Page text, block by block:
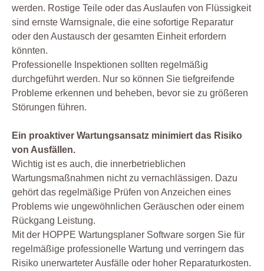
werden. Rostige Teile oder das Auslaufen von Flüssigkeit
sind ernste Warnsignale, die eine sofortige Reparatur
oder den Austausch der gesamten Einheit erfordern
könnten.
Professionelle Inspektionen sollten regelmäßig
durchgeführt werden. Nur so können Sie tiefgreifende
Probleme erkennen und beheben, bevor sie zu größeren
Störungen führen.
Ein proaktiver Wartungsansatz minimiert das Risiko
von Ausfällen.
Wichtig ist es auch, die innerbetrieblichen
Wartungsmaßnahmen nicht zu vernachlässigen. Dazu
gehört das regelmäßige Prüfen von Anzeichen eines
Problems wie ungewöhnlichen Geräuschen oder einem
Rückgang Leistung.
Mit der HOPPE Wartungsplaner Software sorgen Sie für
regelmäßige professionelle Wartung und verringern das
Risiko unerwarteter Ausfälle oder hoher Reparaturkosten.